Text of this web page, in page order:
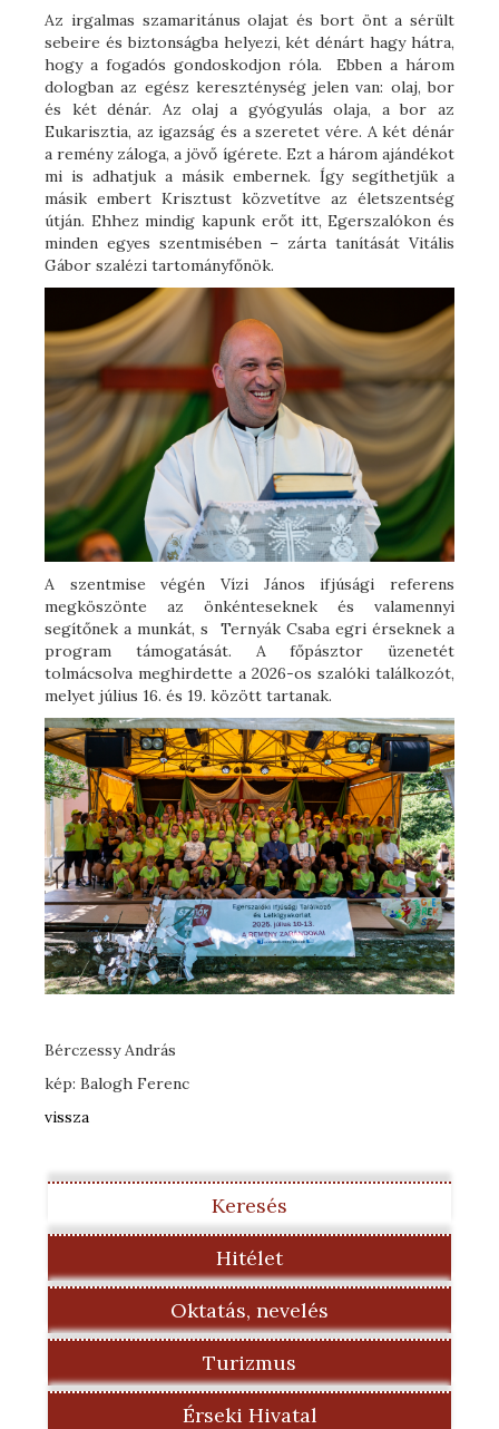
Az irgalmas szamaritánus olajat és bort önt a sérült
sebeire és biztonságba helyezi, két dénárt hagy hátra,
hogy a fogadós gondoskodjon róla. Ebben a három
dologban az egész kereszténység jelen van: olaj, bor
és két dénár. Az olaj a gyógyulás olaja, a bor az
Eukarisztia, az igazság és a szeretet vére. A két dénár
a remény záloga, a jövő ígérete. Ezt a három ajándékot
mi is adhatjuk a másik embernek. Így segíthetjük a
másik embert Krisztust közvetítve az életszentség
útján. Ehhez mindig kapunk erőt itt, Egerszalókon és
minden egyes szentmisében – zárta tanítását Vitális
Gábor szalézi tartományfőnök.
A szentmise végén Vízi János ifjúsági referens
megköszönte az önkénteseknek és valamennyi
segítőnek a munkát, s Ternyák Csaba egri érseknek a
program támogatását. A főpásztor üzenetét
tolmácsolva meghirdette a 2026-os szalóki találkozót,
melyet július 16. és 19. között tartanak.
Bérczessy András
kép: Balogh Ferenc
vissza
Keresés
Hitélet
Oktatás, nevelés
Turizmus
Érseki Hivatal